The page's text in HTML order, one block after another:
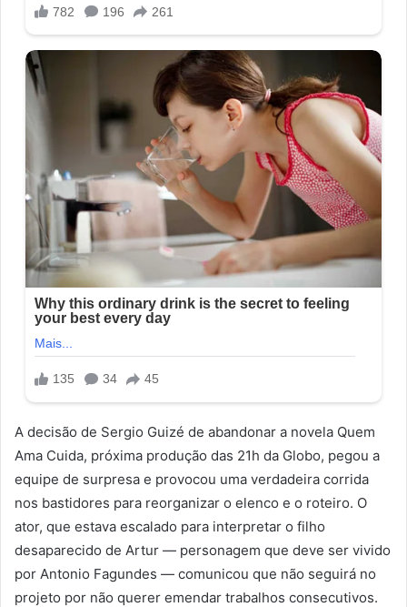
A decisão de Sergio Guizé de abandonar a novela Quem
Ama Cuida, próxima produção das 21h da Globo, pegou a
equipe de surpresa e provocou uma verdadeira corrida
nos bastidores para reorganizar o elenco e o roteiro. O
ator, que estava escalado para interpretar o filho
desaparecido de Artur — personagem que deve ser vivido
por Antonio Fagundes — comunicou que não seguirá no
projeto por não querer emendar trabalhos consecutivos.